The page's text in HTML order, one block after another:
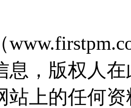
息，版权人
站上的任何